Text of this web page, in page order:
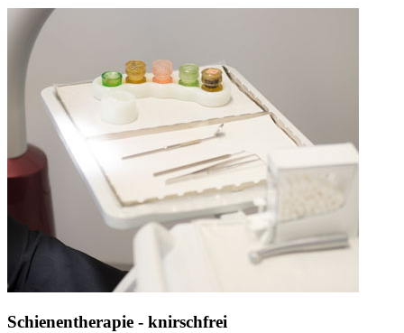
Schienentherapie - knirschfrei